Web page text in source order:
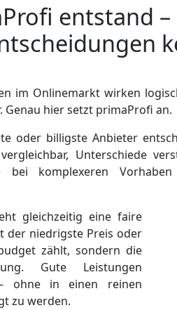
entstand
im Onlinemarkt wirken
Genau hier setzt primaProfi an.
oder billigste Anbieter
Unterschiede
bei komplexeren
gleichzeitig eine faire
der niedrigste Preis oder
zählt, sondern die
Gute Leistungen
ohne in einen reinen
zu werden.